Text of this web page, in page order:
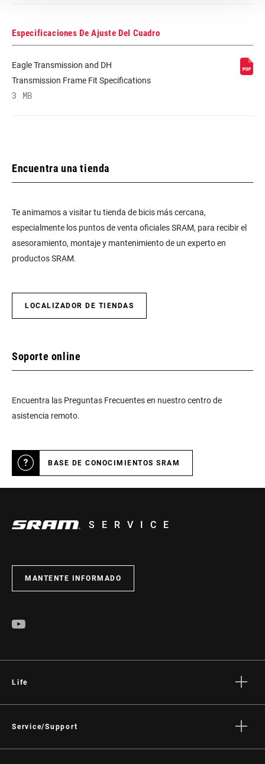
Especificaciones De Ajuste Del Cuadro
Eagle Transmission and DH
Transmission Frame Fit Specifications
3 MB
Encuentra una tienda
Te animamos a visitar tu tienda de bicis más cercana,
especialmente los puntos de venta oficiales SRAM, para recibir el
asesoramiento, montaje y mantenimiento de un experto en
productos SRAM.
LOCALIZADOR DE TIENDAS
Soporte online
Encuentra las Preguntas Frecuentes en nuestro centro de
asistencia remoto.
BASE DE CONOCIMIENTOS SRAM
SERVICE
MANTENTE INFORMADO
Life
Cultura
Service/Support